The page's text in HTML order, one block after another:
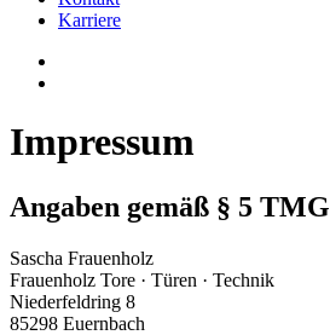
Karriere
Impressum
Angaben gemäß § 5 TMG
Sascha Frauenholz
Frauenholz Tore · Türen · Technik
Niederfeldring 8
85298 Euernbach